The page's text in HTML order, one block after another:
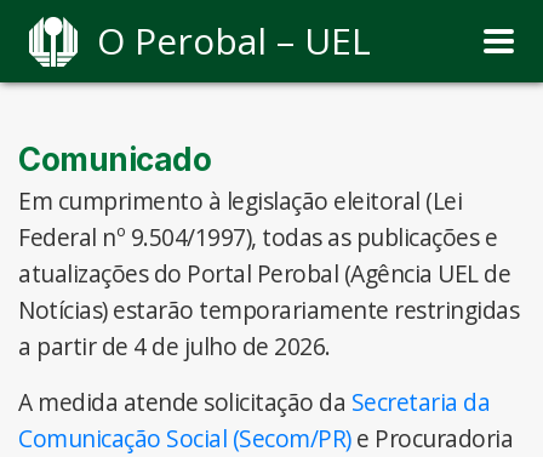
O Perobal – UEL
Comunicado
Em cumprimento à legislação eleitoral (Lei
Federal nº 9.504/1997), todas as publicações e
atualizações do Portal Perobal (Agência UEL de
Notícias) estarão temporariamente restringidas
a partir de 4 de julho de 2026.
A medida atende solicitação da Secretaria da
Comunicação Social (Secom/PR)e Procuradoria